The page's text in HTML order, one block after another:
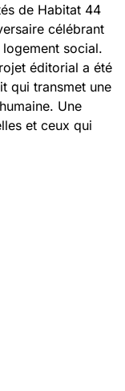
de Habitat 44
célébrant
logement social.
éditorial a été
qui transmet une
Une
et ceux qui